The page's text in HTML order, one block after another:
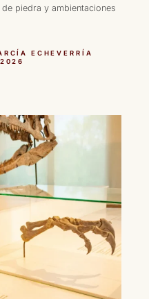
piedra y ambientaciones
ECHEVERRÍA